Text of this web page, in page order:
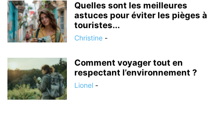
Quelles sont les meilleures
astuces pour éviter les pièges à
touristes...
Christine -
Comment voyager tout en
respectant l’environnement ?
Lionel -